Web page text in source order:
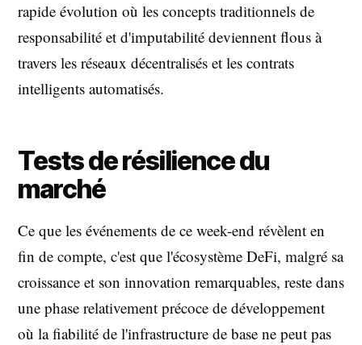
rapide évolution où les concepts traditionnels de
responsabilité et d'imputabilité deviennent flous à
travers les réseaux décentralisés et les contrats
intelligents automatisés.
Tests de résilience du
marché
Ce que les événements de ce week-end révèlent en
fin de compte, c'est que l'écosystème DeFi, malgré sa
croissance et son innovation remarquables, reste dans
une phase relativement précoce de développement
où la fiabilité de l'infrastructure de base ne peut pas